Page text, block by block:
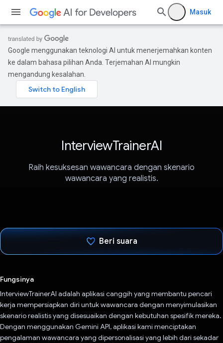
Masuk
Google menggunakan teknologi AI untuk menerjemahkan konten
ke dalam bahasa pilihan Anda. Terjemahan AI mungkin
mengandung kesalahan.
InterviewTrainerAI
Raih kesuksesan wawancara dengan skenario
wawancara yang realistis.
Beri suara
Fungsinya
InterviewTrainerAI adalah aplikasi canggih yang membantu pencari
kerja mempersiapkan diri untuk wawancara dengan menyimulasikan
skenario realistis yang disesuaikan dengan kebutuhan spesifik mereka.
Dengan menggunakan Gemini API, aplikasi kami menciptakan
pengalaman wawancara yang dipersonalisasi yang lebih dari sekadar